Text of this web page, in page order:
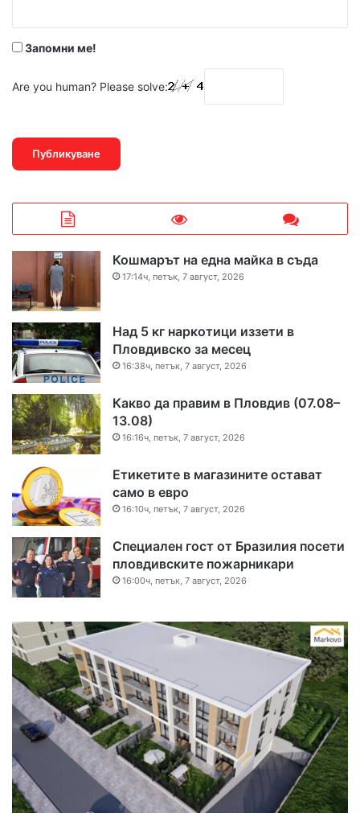
Запомни ме!
Are you human? Please solve:
Кошмарът на една майка в съда
17:14ч, петък, 7 август, 2026
Над 5 кг наркотици иззети в
Пловдивско за месец
16:38ч, петък, 7 август, 2026
Какво да правим в Пловдив (07.08–
13.08)
16:16ч, петък, 7 август, 2026
Етикетите в магазините остават
само в евро
16:10ч, петък, 7 август, 2026
Специален гост от Бразилия посети
пловдивските пожарникари
16:00ч, петък, 7 август, 2026